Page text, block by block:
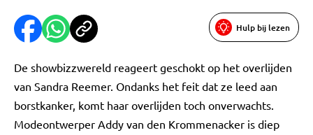
Hulp bij lezen
De showbizzwereld reageert geschokt op het overlijden
van Sandra Reemer. Ondanks het feit dat ze leed aan
borstkanker, komt haar overlijden toch onverwachts.
Modeontwerper Addy van den Krommenacker is diep